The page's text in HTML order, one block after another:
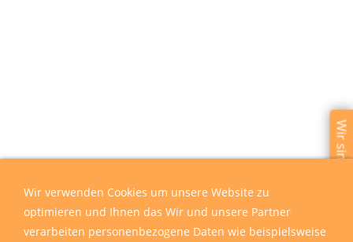
Wir sind für Sie da
Wir verwenden Cookies um unsere Website zu
optimieren und Ihnen das Wir und unsere Partner
verarbeiten personenbezogene Daten wie beispielsweise